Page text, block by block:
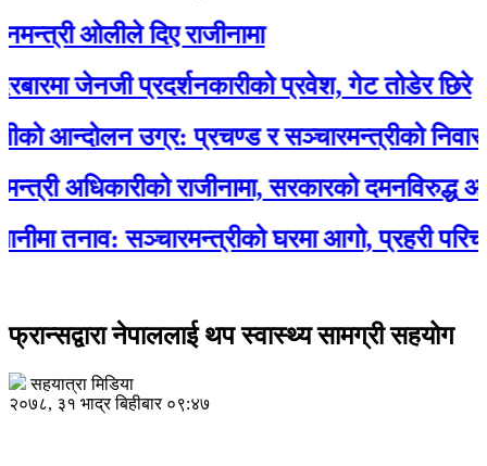
ओलीले दिए राजीनामा
जेनजी प्रदर्शनकारीको प्रवेश, गेट तोडेर छिरे
उग्र: प्रचण्ड र सञ्चारमन्त्रीको निवासमा
राजीनामा, सरकारको दमनविरुद्ध असन्तुष्टि
सञ्चारमन्त्रीको घरमा आगो, प्रहरी परिचालन
फ्रान्सद्वारा नेपाललाई थप स्वास्थ्य सामग्री सहयोग
सहयात्रा मिडिया
२०७८, ३१ भाद्र बिहीबार ०९:४७